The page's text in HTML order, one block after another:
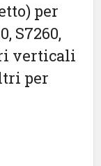
per
S7260,
verticali
per